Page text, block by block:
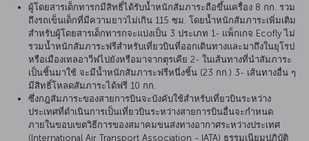
ผู้โดยสารเด็กทารกมีสิทธิ์ได้รับน้ำหนักสัมภาระถือขึ้นเครื่อง 8 กก. รวม
ถึงรถเข็นเด็กที่มีความยาวไม่เกิน 115 ซม. โดยน้ำหนักสัมภาระเพิ่มเติม
สำหรับผู้โดยสารเด็กทารกจะแบ่งเป็น 3 ประเภท 1- แพ็กเกจ Ecofly ไม่
รวมน้ำหนักสัมภาระฟรีสำหรับเที่ยวบินที่ออกเดินทางและมาถึงในยุโรป
หรือเมืองเทลอาวีฟไปยังหรือมาจากตุรเคีย 2- ในเส้นทางที่นำสัมภาระ
เป็นชิ้นมาใช้ จะมีน้ำหนักสัมภาระฟรีหนึ่งชิ้น (23 กก.) 3- เส้นทางอื่น ๆ
มีสิทธิ์โหลดสัมภาระได้ฟรี 10 กก.
ซึ่งกฎสัมภาระของสายการบินจะบังคับใช้สำหรับเที่ยวบินระหว่าง
ประเทศที่ดำเนินการเป็นเที่ยวบินระหว่างสายการบินอื่นจะกำหนด
ภายในขอบเขตวิธีการของสมาคมขนส่งทางอากาศระหว่างประเทศ
(International Air Transport Association - IATA) ธรรมเนียมปฏิบัติ